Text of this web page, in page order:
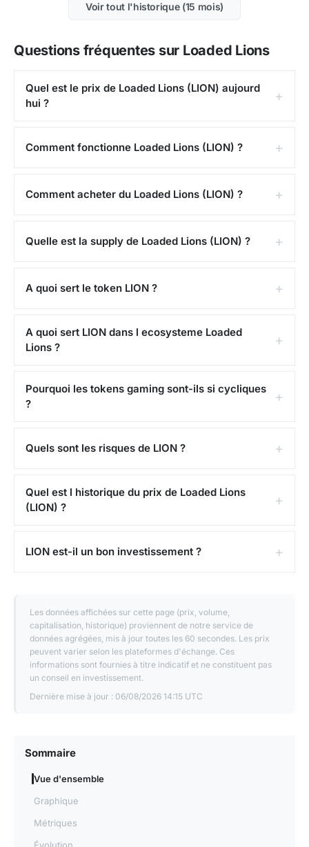
Points forts: fort levier communautaire, optionalite si
le produit gagne en popularite, exposition au retour d
tient a la cyclicite du segment gaming, a la retention
conseil en investissement.
Voir tout l'historique (15 mois)
Questions fréquentes sur Loaded Lions
Quel est le prix de Loaded Lions (LION) aujourd
hui ?
Comment fonctionne Loaded Lions (LION) ?
Comment acheter du Loaded Lions (LION) ?
Quelle est la supply de Loaded Lions (LION) ?
A quoi sert le token LION ?
A quoi sert LION dans l ecosysteme Loaded
Lions ?
Pourquoi les tokens gaming sont-ils si cycliques
?
Quels sont les risques de LION ?
Quel est l historique du prix de Loaded Lions
(LION) ?
LION est-il un bon investissement ?
Les données affichées sur cette page (prix, volume,
capitalisation, historique) proviennent de notre service de
données agrégées, mis à jour toutes les 60 secondes. Les prix
peuvent varier selon les plateformes d'échange. Ces
informations sont fournies à titre indicatif et ne constituent pas
un conseil en investissement.
Dernière mise à jour : 06/08/2026 14:15 UTC
Sommaire
Vue d'ensemble
Graphique
Métriques